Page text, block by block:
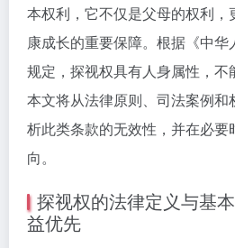
本权利，它不仅是父母的权利
康成长的重要保障。根据《中
规定，探视权具有人身属性，不
本文将从法律原则、司法案例
析此类条款的无效性，并在必
向。
探视权的法律定义与基
益优先